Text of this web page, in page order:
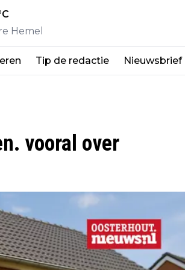
Hemel
Tip de redactie Nieuwsbrief
vooral over